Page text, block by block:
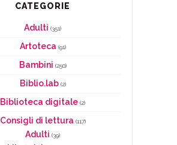
CATEGORIE
Adulti (351)
Artoteca (91)
Bambini (250)
Biblio.lab(2)
Biblioteca digitale (2)
Consigli di lettura (117)
Adulti (39)